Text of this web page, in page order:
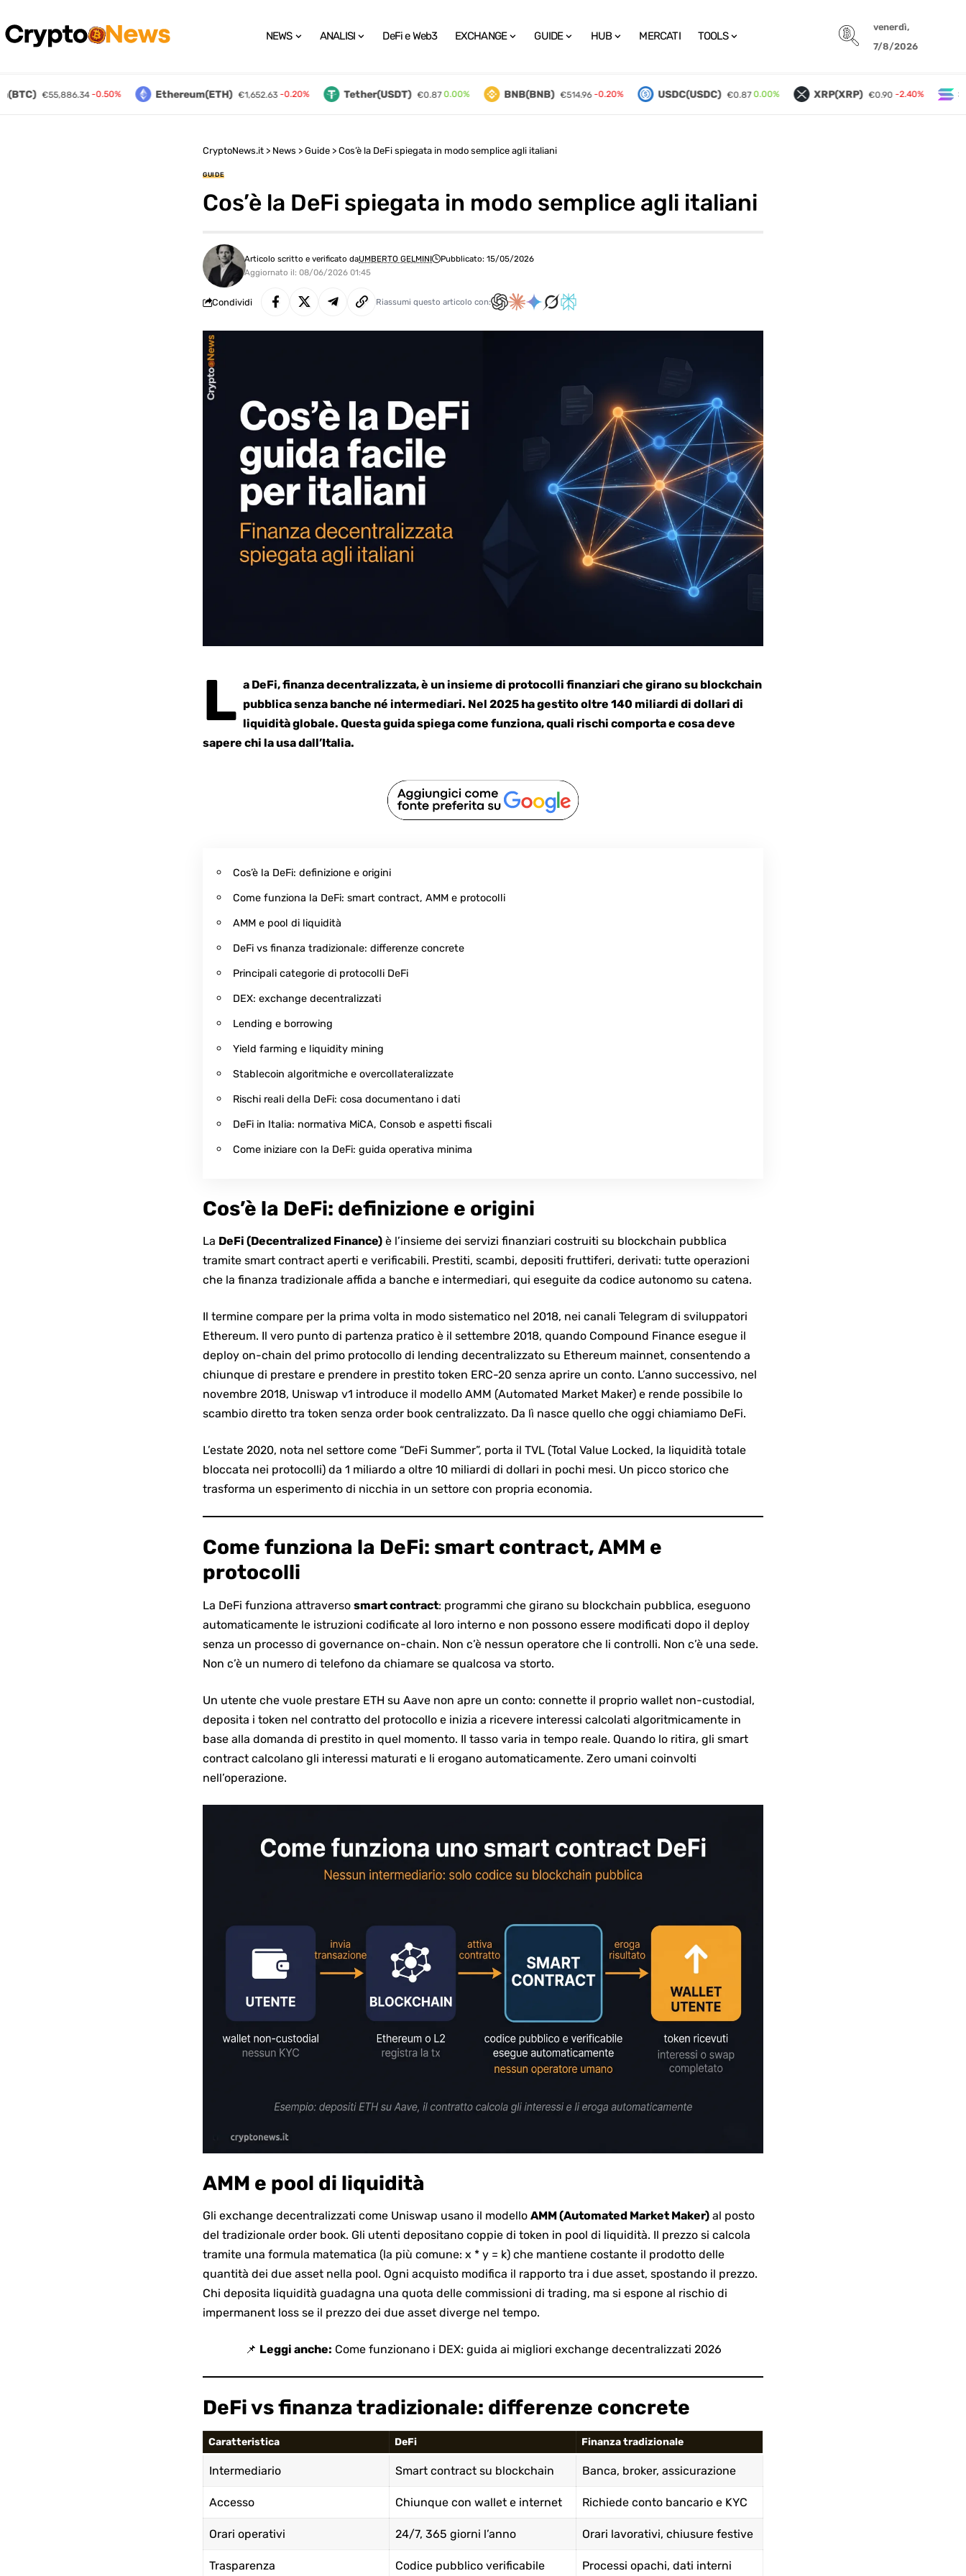
NEWS ANALISI DeFi e Web3 EXCHANGE GUIDE HUB MERCATI TOOLS
venerdì,
7/8/2026
€55,886.34 -0.50% Ethereum(ETH) €1,652.63 -0.20% Tether(USDT) €0.87 0.00% BNB(BNB) €514.96 -0.20% USDC(USDC) €0.87 0.00% XRP(XRP) €0.90 -2.40%
CryptoNews.it > News > Guide > Cos’è la DeFi spiegata in modo semplice agli italiani
GUIDE
Cos’è la DeFi spiegata in modo semplice agli italiani
Aggiornato il: 08/06/2026 01:45
Articolo scritto e verificato daUMBERTO GELMINI Pubblicato: 15/05/2026
Condividi Riassumi questo articolo con:
L a DeFi, finanza decentralizzata, è un insieme di protocolli finanziari che girano su blockchain
pubblica senza banche né intermediari. Nel 2025 ha gestito oltre 140 miliardi di dollari di
liquidità globale. Questa guida spiega come funziona, quali rischi comporta e cosa deve
sapere chi la usa dall’Italia.
Cos’è la DeFi: definizione e origini
Come funziona la DeFi: smart contract, AMM e protocolli
AMM e pool di liquidità
DeFi vs finanza tradizionale: differenze concrete
Principali categorie di protocolli DeFi
DEX: exchange decentralizzati
Lending e borrowing
Yield farming e liquidity mining
Stablecoin algoritmiche e overcollateralizzate
Rischi reali della DeFi: cosa documentano i dati
DeFi in Italia: normativa MiCA, Consob e aspetti fiscali
Come iniziare con la DeFi: guida operativa minima
Cos’è la DeFi: definizione e origini
La DeFi (Decentralized Finance) è l’insieme dei servizi finanziari costruiti su blockchain pubblica
tramite smart contract aperti e verificabili. Prestiti, scambi, depositi fruttiferi, derivati: tutte operazioni
che la finanza tradizionale affida a banche e intermediari, qui eseguite da codice autonomo su catena.
Il termine compare per la prima volta in modo sistematico nel 2018, nei canali Telegram di sviluppatori
Ethereum. Il vero punto di partenza pratico è il settembre 2018, quando Compound Finance esegue il
deploy on-chain del primo protocollo di lending decentralizzato su Ethereum mainnet, consentendo a
chiunque di prestare e prendere in prestito token ERC-20 senza aprire un conto. L’anno successivo, nel
novembre 2018, Uniswap v1 introduce il modello AMM (Automated Market Maker) e rende possibile lo
scambio diretto tra token senza order book centralizzato. Da lì nasce quello che oggi chiamiamo DeFi.
L’estate 2020, nota nel settore come “DeFi Summer”, porta il TVL (Total Value Locked, la liquidità totale
bloccata nei protocolli) da 1 miliardo a oltre 10 miliardi di dollari in pochi mesi. Un picco storico che
trasforma un esperimento di nicchia in un settore con propria economia.
Come funziona la DeFi: smart contract, AMM e
protocolli
La DeFi funziona attraverso smart contract: programmi che girano su blockchain pubblica, eseguono
automaticamente le istruzioni codificate al loro interno e non possono essere modificati dopo il deploy
senza un processo di governance on-chain. Non c’è nessun operatore che li controlli. Non c’è una sede.
Non c’è un numero di telefono da chiamare se qualcosa va storto.
Un utente che vuole prestare ETH su Aave non apre un conto: connette il proprio wallet non-custodial,
deposita i token nel contratto del protocollo e inizia a ricevere interessi calcolati algoritmicamente in
base alla domanda di prestito in quel momento. Il tasso varia in tempo reale. Quando lo ritira, gli smart
contract calcolano gli interessi maturati e li erogano automaticamente. Zero umani coinvolti
nell’operazione.
AMM e pool di liquidità
Gli exchange decentralizzati come Uniswap usano il modello AMM (Automated Market Maker) al posto
del tradizionale order book. Gli utenti depositano coppie di token in pool di liquidità. Il prezzo si calcola
tramite una formula matematica (la più comune: x * y = k) che mantiene costante il prodotto delle
quantità dei due asset nella pool. Ogni acquisto modifica il rapporto tra i due asset, spostando il prezzo.
Chi deposita liquidità guadagna una quota delle commissioni di trading, ma si espone al rischio di
impermanent loss se il prezzo dei due asset diverge nel tempo.
📌 Leggi anche: Come funzionano i DEX: guida ai migliori exchange decentralizzati 2026
DeFi vs finanza tradizionale: differenze concrete
Caratteristica DeFi Finanza tradizionale
Intermediario Smart contract su blockchain Banca, broker, assicurazione
Accesso Chiunque con wallet e internet Richiede conto bancario e KYC
Orari operativi 24/7, 365 giorni l’anno Orari lavorativi, chiusure festive
Trasparenza Codice pubblico verificabile Processi opachi, dati interni